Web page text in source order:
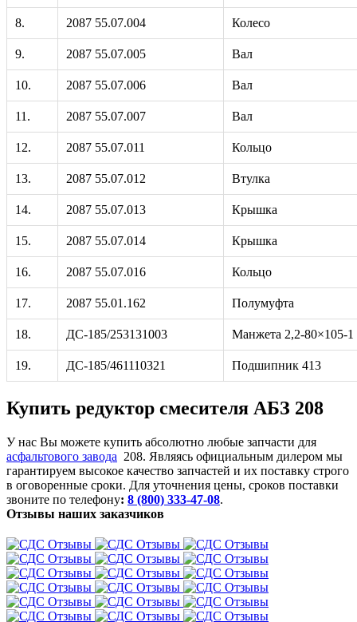
8. 2087 55.07.004 Колесо
9. 2087 55.07.005 Вал
10. 2087 55.07.006 Вал
11. 2087 55.07.007 Вал
12. 2087 55.07.011 Кольцо
13. 2087 55.07.012 Втулка
14. 2087 55.07.013 Крышка
15. 2087 55.07.014 Крышка
16. 2087 55.07.016 Кольцо
17. 2087 55.01.162 Полумуфта
18. ДС-185/253131003 Манжета 2,2-80×105-1
19. ДС-185/461110321 Подшипник 413
Купить редуктор смесителя АБЗ 208
У нас Вы можете купить абсолютно любые запчасти для
асфальтового завода 208. Являясь официальным дилером мы
гарантируем высокое качество запчастей и их поставку строго
в оговоренные сроки. Для уточнения цены, сроков поставки
звоните по телефону: 8 (800) 333-47-08.
Отзывы наших заказчиков